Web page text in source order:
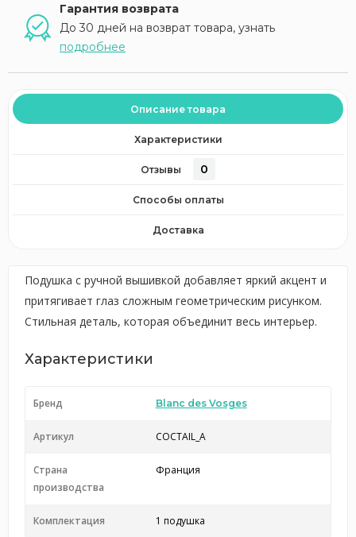
Гарантия возврата
До 30 дней на возврат товара, узнать
подробнее
Описание товара
Характеристики
Отзывы 0
Способы оплаты
Доставка
Подушка с ручной вышивкой добавляет яркий акцент и
притягивает глаз сложным геометрическим рисунком.
Стильная деталь, которая объединит весь интерьер.
Характеристики
Бренд Blanc des Vosges
Артикул COCTAIL_A
Страна
производства
Франция
Комплектация 1 подушка